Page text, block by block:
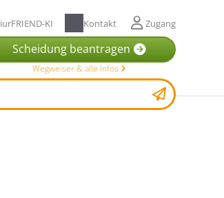
iurFRIEND-KI Kontakt Zugang
Scheidung beantragen
Wegweiser & alle Infos